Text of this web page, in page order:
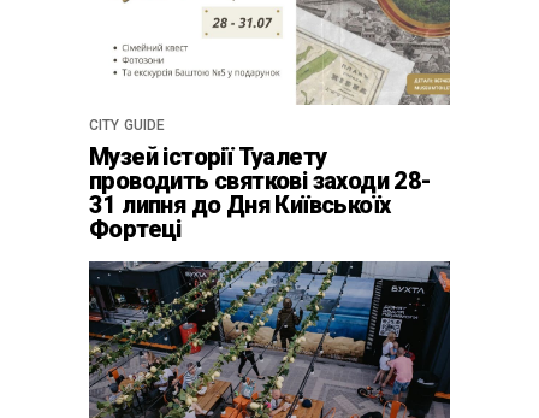
CITY GUIDE
Музей історії Туалету
проводить святкові заходи 28-
31 липня до Дня Київськоїх
Фортеці